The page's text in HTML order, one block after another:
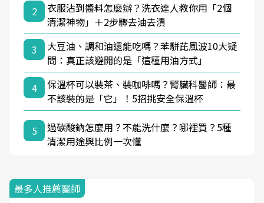
2
衣服沾到醬料怎麼辦？洗衣達人教你用「2個
清潔神物」＋2步驟去油去漬
3
大豆油、調和油還能吃嗎？苯駢芘風波10大疑
問：真正該避開的是「這種用油方式」
4
保溫杯可以裝茶、裝咖啡嗎？腎臟科醫師：最
不該裝的是「它」！5招挑安全保溫杯
5
過碳酸鈉怎麼用？不能洗什麼？哪裡買？5種
清潔用途與比例一次懂
最多人推薦醫師